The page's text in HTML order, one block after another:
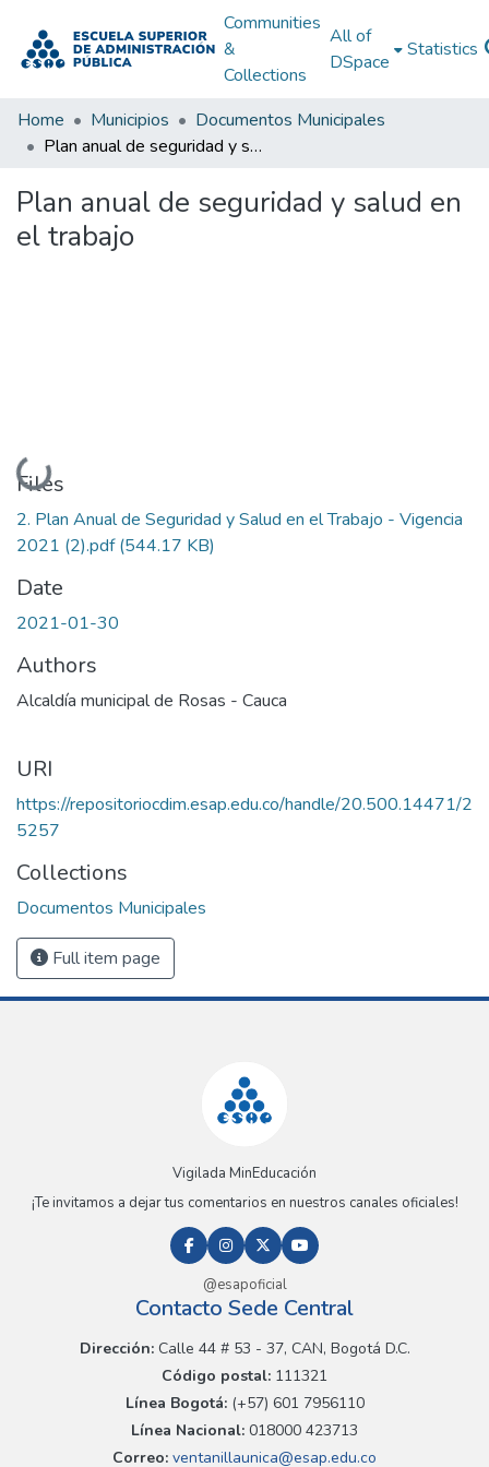
Communities
&
Collections
All of
DSpace
Statistics
Home Municipios
Documentos Municipales
Plan anual de seguridad y salud en el trabajo
Plan anual de seguridad y salud en
el trabajo
Loading...
Files
2. Plan Anual de Seguridad y Salud en el Trabajo - Vigencia
2021 (2).pdf(544.17 KB)
Date
2021-01-30
Authors
Alcaldía municipal de Rosas - Cauca
URI
https://repositoriocdim.esap.edu.co/handle/20.500.14471/2
5257
Collections
Documentos Municipales
Full item page
Vigilada MinEducación
¡Te invitamos a dejar tus comentarios en nuestros canales oficiales!
@esapoficial
Contacto Sede Central
Dirección:Calle 44 # 53 - 37, CAN, Bogotá D.C.
Código postal: 111321
Línea Bogotá:(+57) 601 7956110
Línea Nacional: 018000 423713
Correo: ventanillaunica@esap.edu.co